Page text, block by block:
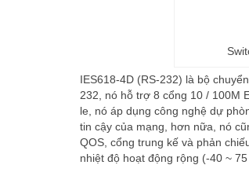
IES618-4D (RS-232) là bộ
232, nó hỗ trợ 8 cổng 10 / 100M
le, nó áp dụng công nghệ dự
tin cậy của mạng, hơn nữa, nó
QOS, cổng trung kế và phản
nhiệt độ hoạt động rộng (-40 ~